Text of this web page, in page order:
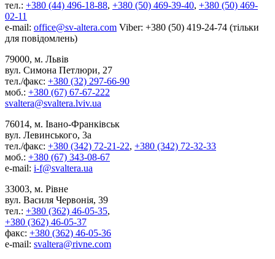
тел.: +380 (44) 496-18-88, +380 (50) 469-39-40, +380 (50) 469-
02-11
e-mail: office@sv-altera.com Viber: +380 (50) 419-24-74 (тільки
для повідомлень)
79000, м. Львів
вул. Симона Петлюри, 27
тел./факс: +380 (32) 297-66-90
моб.: +380 (67) 67-67-222
svaltera@svaltera.lviv.ua
76014, м. Івано-Франківськ
вул. Левинського, 3а
тел./факс: +380 (342) 72-21-22, +380 (342) 72-32-33
моб.: +380 (67) 343-08-67
e-mail: i-f@svaltera.ua
33003, м. Рівне
вул. Василя Червонія, 39
тел.: +380 (362) 46-05-35,
+380 (362) 46-05-37
факс: +380 (362) 46-05-36
e-mail: svaltera@rivne.com